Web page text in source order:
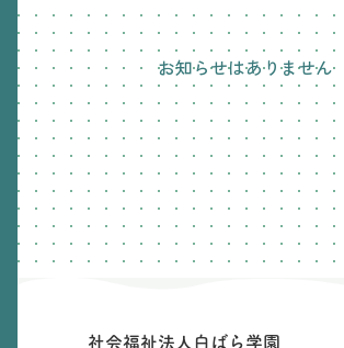
お知らせはありません
社会福祉法人白ばら学園